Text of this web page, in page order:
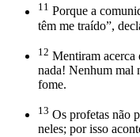
11 Porque a
têm me traído”,
12 Mentiram
nada! Nenhum mal
fome.
13 Os profetas não
neles; por isso